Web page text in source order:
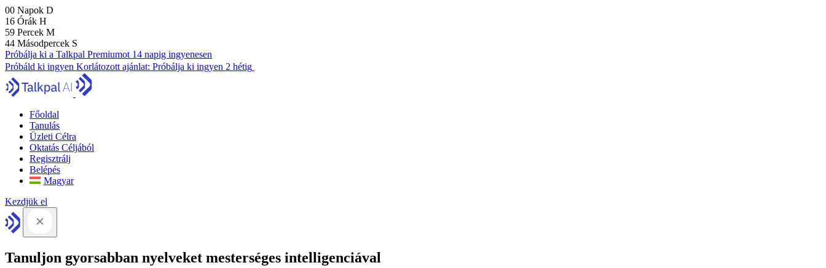
00 Napok D
16 Órák H
59 Percek M
43 Másodpercek S
Próbálja ki a Talkpal Premiumot 14 napig ingyenesen
Próbáld ki ingyen Korlátozott ajánlat: Próbálja ki ingyen 2 hétig
Főoldal
Tanulás
Üzleti Célra
Oktatás Céljából
Regisztrálj
Belépés
Magyar
Kezdjük el
Tanuljon gyorsabban nyelveket mesterséges intelligenciával